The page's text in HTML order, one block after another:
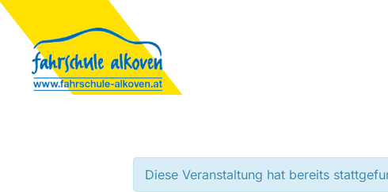
Diese Veranstaltung hat bereits